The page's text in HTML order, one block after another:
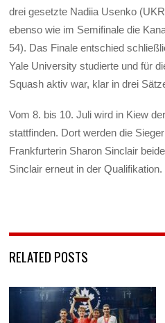
drei gesetzte Nadiia Usenko
ebenso wie im Semifinale die
54). Das Finale entschied
Yale University studierte und für
Squash aktiv war, klar in drei
Vom 8. bis 10. Juli wird in Kiew
stattfinden. Dort werden die
Frankfurterin Sharon Sinclair
Sinclair erneut in der Qualifikation.
RELATED POSTS